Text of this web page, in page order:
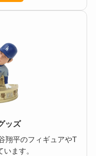
ッズ
翔平のフィギュアやT
ます。